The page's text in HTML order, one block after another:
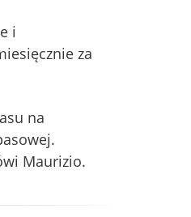
i
za
na
Maurizio.